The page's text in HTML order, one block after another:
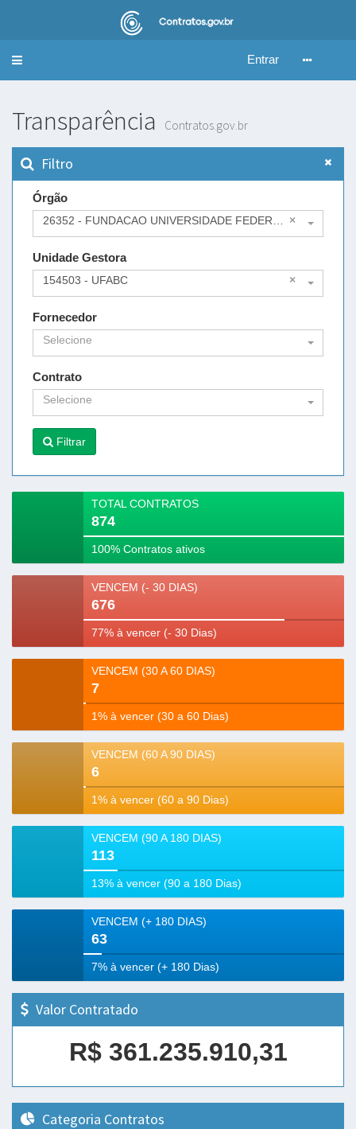
Alternar
Entrar
Transparência Contratos.gov.br
Filtro
Órgão
×
26352 - FUNDACAO UNIVERSIDADE FEDERAL DO ABC
Unidade Gestora
×
154503 - UFABC
Fornecedor
Selecione
Contrato
Selecione
Filtrar
TOTAL CONTRATOS
874
100% Contratos ativos
VENCEM (- 30 DIAS)
676
77% à vencer (- 30 Dias)
VENCEM (30 A 60 DIAS)
7
1% à vencer (30 a 60 Dias)
VENCEM (60 A 90 DIAS)
6
1% à vencer (60 a 90 Dias)
VENCEM (90 A 180 DIAS)
113
13% à vencer (90 a 180 Dias)
VENCEM (+ 180 DIAS)
63
7% à vencer (+ 180 Dias)
Valor Contratado
R$ 361.235.910,31
Categoria Contratos